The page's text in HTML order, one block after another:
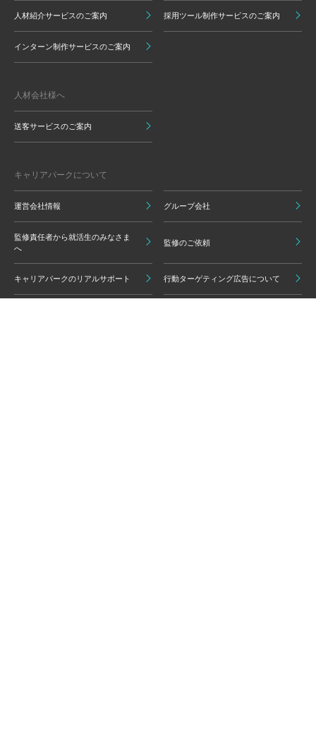
人材紹介サービスのご案内 採用ツール制作サービスのご案内
インターン制作サービスのご案内
人材会社様へ
送客サービスのご案内
キャリアパークについて
運営会社情報 グループ会社
監修責任者から就活生のみなさま
へ
監修のご依頼
キャリアパークのリアルサポート 行動ターゲティング広告について